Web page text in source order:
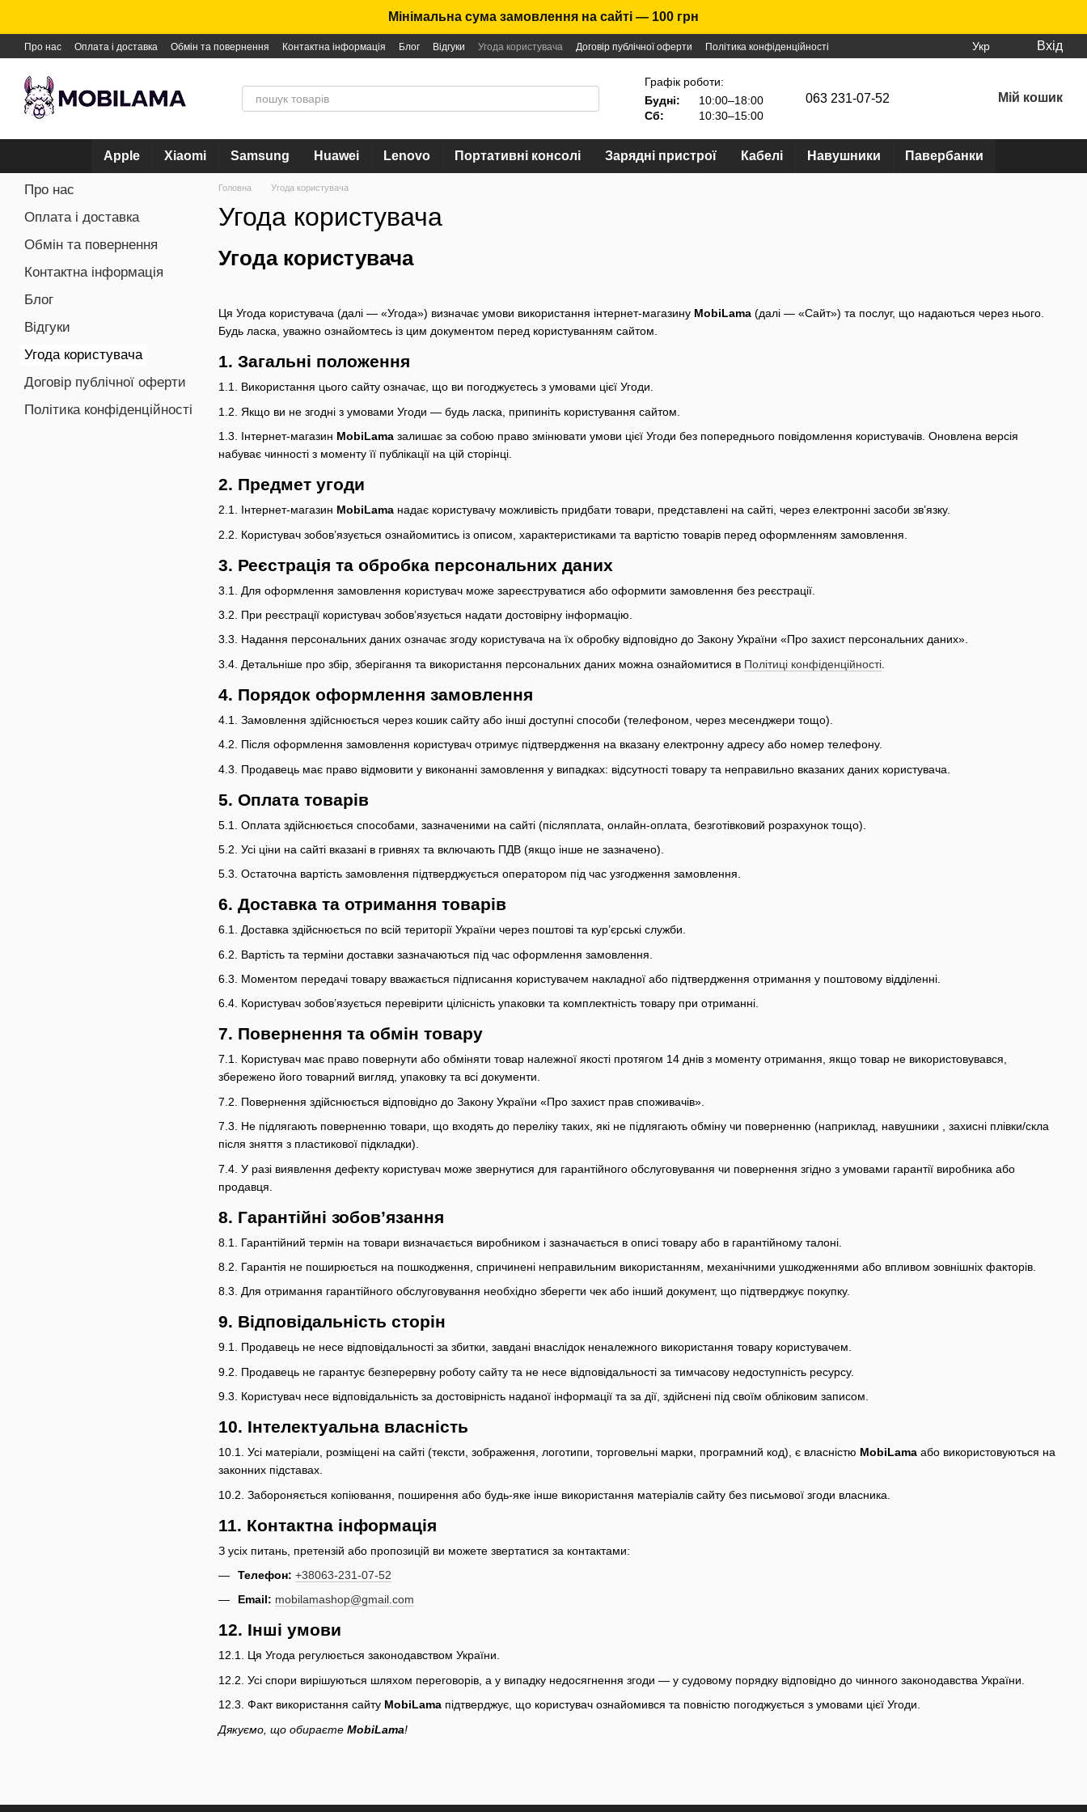
Мінімальна сума замовлення на сайті — 100 грн
Перейти до основного контенту
Про нас Оплата і доставка Обмін та повернення Контактна інформація Блог Відгуки Угода користувача Договір публічної оферти Політика конфіденційності Укр Вхід
Графік роботи:
Будні:
10:00–18:00
Сб:
10:30–15:00
063 231-07-52 Мій кошик
Apple Xiaomi Samsung Huawei Lenovo Портативні консолі Зарядні пристрої Кабелі Навушники Павербанки
Головна Угода користувача
Угода користувача
Угода користувача
Ця Угода користувача (далі — «Угода») визначає умови використання інтернет-магазину MobiLama (далі — «Сайт») та послуг, що надаються через нього.
Будь ласка, уважно ознайомтесь із цим документом перед користуванням сайтом.
1. Загальні положення
1.1. Використання цього сайту означає, що ви погоджуєтесь з умовами цієї Угоди.
1.2. Якщо ви не згодні з умовами Угоди — будь ласка, припиніть користування сайтом.
1.3. Інтернет-магазин MobiLama залишає за собою право змінювати умови цієї Угоди без попереднього повідомлення користувачів. Оновлена версія
набуває чинності з моменту її публікації на цій сторінці.
2. Предмет угоди
2.1. Інтернет-магазин MobiLama надає користувачу можливість придбати товари, представлені на сайті, через електронні засоби зв’язку.
2.2. Користувач зобов’язується ознайомитись із описом, характеристиками та вартістю товарів перед оформленням замовлення.
3. Реєстрація та обробка персональних даних
3.1. Для оформлення замовлення користувач може зареєструватися або оформити замовлення без реєстрації.
3.2. При реєстрації користувач зобов’язується надати достовірну інформацію.
3.3. Надання персональних даних означає згоду користувача на їх обробку відповідно до Закону України «Про захист персональних даних».
3.4. Детальніше про збір, зберігання та використання персональних даних можна ознайомитися в Політиці конфіденційності
4. Порядок оформлення замовлення
4.1. Замовлення здійснюється через кошик сайту або інші доступні способи (телефоном, через месенджери тощо).
4.2. Після оформлення замовлення користувач отримує підтвердження на вказану електронну адресу або номер телефону.
4.3. Продавець має право відмовити у виконанні замовлення у випадках: відсутності товару та неправильно вказаних даних користувача.
5. Оплата товарів
5.1. Оплата здійснюється способами, зазначеними на сайті (післяплата, онлайн-оплата, безготівковий розрахунок тощо).
5.2. Усі ціни на сайті вказані в гривнях та включають ПДВ (якщо інше не зазначено).
5.3. Остаточна вартість замовлення підтверджується оператором під час узгодження замовлення.
6. Доставка та отримання товарів
6.1. Доставка здійснюється по всій території України через поштові та кур’єрські служби.
6.2. Вартість та терміни доставки зазначаються під час оформлення замовлення.
6.3. Моментом передачі товару вважається підписання користувачем накладної або підтвердження отримання у поштовому відділенні.
6.4. Користувач зобов’язується перевірити цілісність упаковки та комплектність товару при отриманні.
7. Повернення та обмін товару
7.1. Користувач має право повернути або обміняти товар належної якості протягом 14 днів з моменту отримання, якщо товар не використовувався,
збережено його товарний вигляд, упаковку та всі документи.
7.2. Повернення здійснюється відповідно до Закону України «Про захист прав споживачів».
7.3. Не підлягають поверненню товари, що входять до переліку таких, які не підлягають обміну чи поверненню (наприклад, навушники , захисні плівки/скла
після зняття з пластикової підкладки).
7.4. У разі виявлення дефекту користувач може звернутися для гарантійного обслуговування чи повернення згідно з умовами гарантії виробника або
продавця.
8. Гарантійні зобов’язання
8.1. Гарантійний термін на товари визначається виробником і зазначається в описі товару або в гарантійному талоні.
8.2. Гарантія не поширюється на пошкодження, спричинені неправильним використанням, механічними ушкодженнями або впливом зовнішніх факторів.
8.3. Для отримання гарантійного обслуговування необхідно зберегти чек або інший документ, що підтверджує покупку.
9. Відповідальність сторін
9.1. Продавець не несе відповідальності за збитки, завдані внаслідок неналежного використання товару користувачем.
9.2. Продавець не гарантує безперервну роботу сайту та не несе відповідальності за тимчасову недоступність ресурсу.
9.3. Користувач несе відповідальність за достовірність наданої інформації та за дії, здійснені під своїм обліковим записом.
10. Інтелектуальна власність
10.1. Усі матеріали, розміщені на сайті (тексти, зображення, логотипи, торговельні марки, програмний код), є власністю MobiLama або використовуються на
законних підставах.
10.2. Забороняється копіювання, поширення або будь-яке інше використання матеріалів сайту без письмової згоди власника.
11. Контактна інформація
З усіх питань, претензій або пропозицій ви можете звертатися за контактами:
Телефон: +38063-231-07-52
Email: mobilamashop@gmail.com
12. Інші умови
12.1. Ця Угода регулюється законодавством України.
12.2. Усі спори вирішуються шляхом переговорів, а у випадку недосягнення згоди — у судовому порядку відповідно до чинного законодавства України.
12.3. Факт використання сайту MobiLama підтверджує, що користувач ознайомився та повністю погоджується з умовами цієї Угоди.
Дякуємо, що обираєте MobiLama!
Про нас
Оплата і доставка
Обмін та повернення
Контактна інформація
Блог
Відгуки
Угода користувача
Договір публічної оферти
Політика конфіденційності